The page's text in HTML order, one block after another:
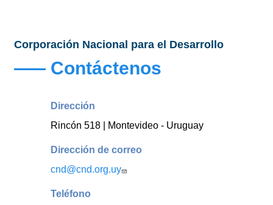
Corporación Nacional para el Desarrollo
Contáctenos
Dirección
Rincón 518 | Montevideo - Uruguay
Dirección de correo
cnd@cnd.org.uy
Teléfono